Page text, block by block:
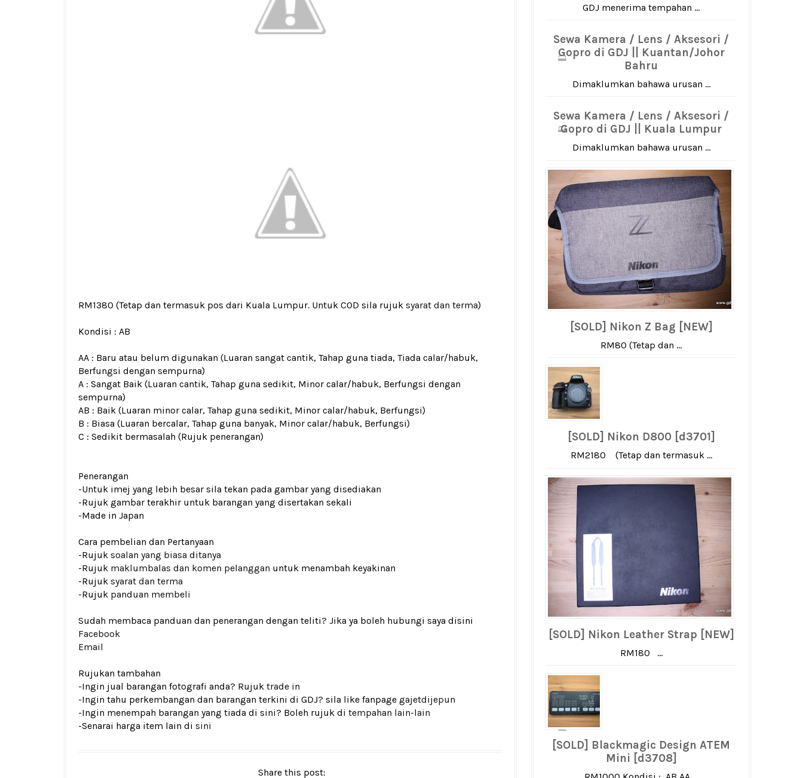
RM1380 (Tetap dan termasuk pos dari Kuala Lumpur. Untuk COD sila rujuk syarat dan terma)
Kondisi : AB
AA : Baru atau belum digunakan (Luaran sangat cantik, Tahap guna tiada, Tiada calar/habuk,
Berfungsi dengan sempurna)
A : Sangat Baik (Luaran cantik, Tahap guna sedikit, Minor calar/habuk, Berfungsi dengan
sempurna)
AB : Baik (Luaran minor calar, Tahap guna sedikit, Minor calar/habuk, Berfungsi)
B : Biasa (Luaran bercalar, Tahap guna banyak, Minor calar/habuk, Berfungsi)
C : Sedikit bermasalah (Rujuk penerangan)
Penerangan
-Untuk imej yang lebih besar sila tekan pada gambar yang disediakan
-Rujuk gambar terakhir untuk barangan yang disertakan sekali
-Made in Japan
Cara pembelian dan Pertanyaan
-Rujuk soalan yang biasa ditanya
-Rujuk maklumbalas dan komen pelanggan untuk menambah keyakinan
-Rujuk syarat dan terma
-Rujuk panduan membeli
Sudah membaca panduan dan penerangan dengan teliti? Jika ya boleh hubungi saya disini
Facebook
Email
Rujukan tambahan
-Ingin jual barangan fotografi anda? Rujuk trade in
-Ingin tahu perkembangan dan barangan terkini di GDJ? sila like fanpage gajetdijepun
-Ingin menempah barangan yang tiada di sini? Boleh rujuk di tempahan lain-lain
-Senarai harga item lain di sini
Share this post:
GDJ menerima tempahan ...
Sewa Kamera / Lens / Aksesori /
Gopro di GDJ || Kuantan/Johor
Bahru
Dimaklumkan bahawa urusan ...
Sewa Kamera / Lens / Aksesori /
Gopro di GDJ || Kuala Lumpur
Dimaklumkan bahawa urusan ...
[SOLD] Nikon Z Bag [NEW]
RM80 (Tetap dan ...
[SOLD] Nikon D800 [d3701]
RM2180 (Tetap dan termasuk ...
[SOLD] Nikon Leather Strap [NEW]
RM180 ...
[SOLD] Blackmagic Design ATEM
Mini [d3708]